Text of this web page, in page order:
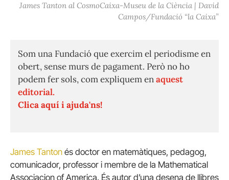
James Tanton al CosmoCaixa-Museu de la Ciència | David
Campos/Fundació “la Caixa”
Som una Fundació que exercim el periodisme en
obert, sense murs de pagament. Però no ho
podem fer sols, com expliquem enaquest
editorial.
Clica aquí i ajuda'ns!
James Tanton és doctor en matemàtiques, pedagog,
comunicador, professor i membre de la Mathematical
Associacion of America. És autor d’una desena de llibres